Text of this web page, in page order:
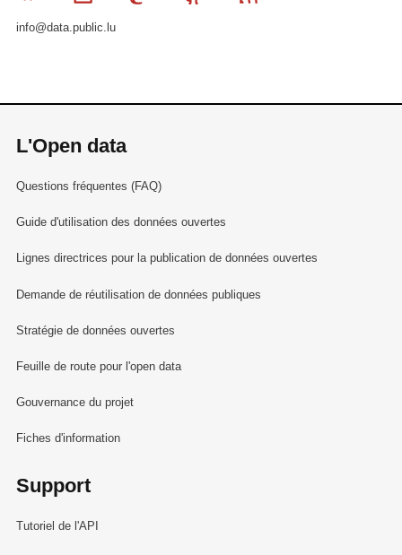
info@data.public.lu
L'Open data
Questions fréquentes (FAQ)
Guide d'utilisation des données ouvertes
Lignes directrices pour la publication de données ouvertes
Demande de réutilisation de données publiques
Stratégie de données ouvertes
Feuille de route pour l'open data
Gouvernance du projet
Fiches d'information
Support
Tutoriel de l'API